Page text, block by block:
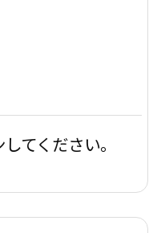
てください。